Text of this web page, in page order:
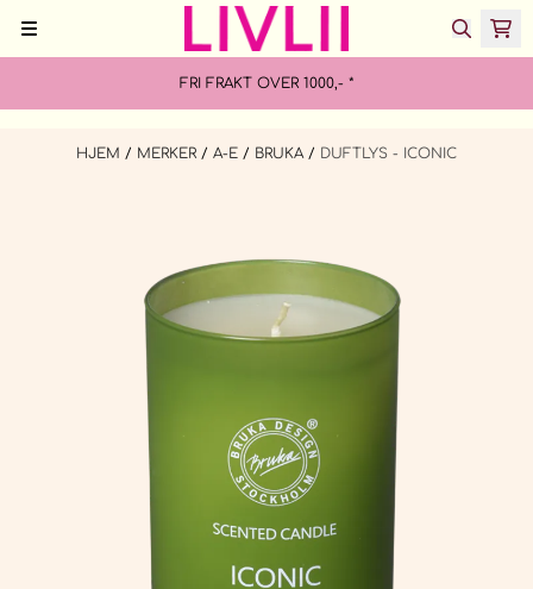
Hopp til innhold
FRI FRAKT OVER 1000,- *
HJEM / MERKER / A-E / BRUKA / DUFTLYS - ICONIC